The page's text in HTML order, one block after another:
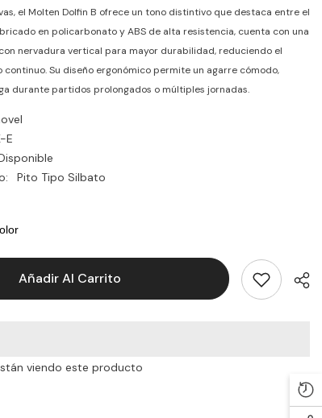
el Molten Dolfin B ofrece un tono distintivo que destaca entre el
en policarbonato y ABS de alta resistencia, cuenta con una
nervadura vertical para mayor durabilidad, reduciendo el
continuo. Su diseño ergonómico permite un agarre cómodo,
durante partidos prolongados o múltiples jornadas.
E
Pito Tipo Silbato
Añadir Al Carrito
viendo este producto